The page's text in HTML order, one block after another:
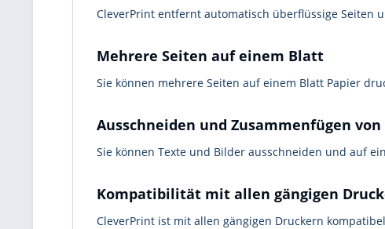
CleverPrint entfernt automatisch überflüssige Seiten
Mehrere Seiten auf einem Blatt
Sie können mehrere Seiten auf einem Blatt Papier
Ausschneiden und Zusammenfügen
Sie können Texte und Bilder ausschneiden und auf
Kompatibilität mit allen gängigen
CleverPrint ist mit allen gängigen Druckern